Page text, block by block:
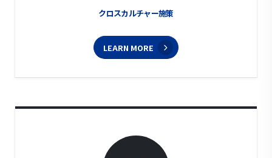
クロスカルチャー施策
LEARN MORE